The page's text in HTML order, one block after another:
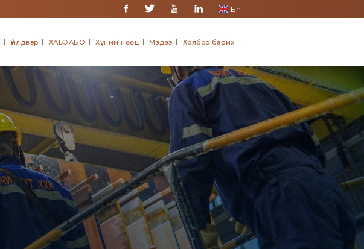
En
Үйлдвэр ХАБЭАБО Хүний нөөц Мэдээ Холбоо барих